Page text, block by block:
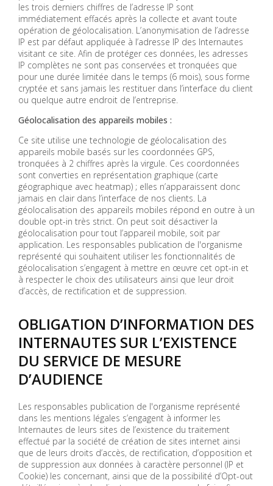
les trois derniers chiffres de l’adresse IP sont
immédiatement effacés après la collecte et avant toute
opération de géolocalisation. L’anonymisation de l’adresse
IP est par défaut appliquée à l’adresse IP des Internautes
visitant ce site. Afin de protéger ces données, les adresses
IP complètes ne sont pas conservées et tronquées que
pour une durée limitée dans le temps (6 mois), sous forme
cryptée et sans jamais les restituer dans l’interface du client
ou quelque autre endroit de l’entreprise.
Géolocalisation des appareils mobiles :
Ce site utilise une technologie de géolocalisation des
appareils mobile basés sur les coordonnées GPS,
tronquées à 2 chiffres après la virgule. Ces coordonnées
sont converties en représentation graphique (carte
géographique avec heatmap) ; elles n’apparaissent donc
jamais en clair dans l’interface de nos clients. La
géolocalisation des appareils mobiles répond en outre à un
double opt-in très strict. On peut soit désactiver la
géolocalisation pour tout l’appareil mobile, soit par
application. Les responsables publication de l'organisme
représenté qui souhaitent utiliser les fonctionnalités de
géolocalisation s’engagent à mettre en œuvre cet opt-in et
à respecter le choix des utilisateurs ainsi que leur droit
d’accès, de rectification et de suppression.
OBLIGATION D’INFORMATION DES
INTERNAUTES SUR L’EXISTENCE
DU SERVICE DE MESURE
D’AUDIENCE
Les responsables publication de l'organisme représenté
dans les mentions légales s’engagent à informer les
Internautes de leurs sites de l’existence du traitement
effectué par la société de création de sites internet ainsi
que de leurs droits d’accès, de rectification, d’opposition et
de suppression aux données à caractère personnel (IP et
Cookie) les concernant, ainsi que de la possibilité d’Opt-out